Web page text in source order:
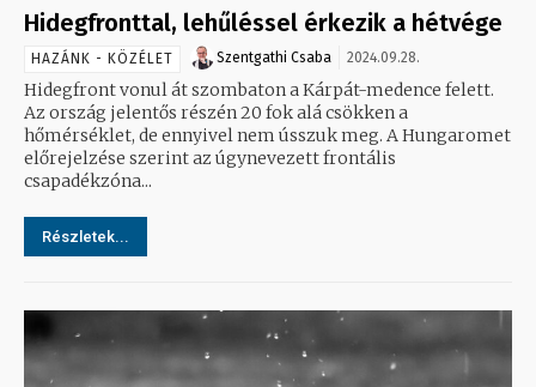
Hidegfronttal, lehűléssel érkezik a hétvége
HAZÁNK - KÖZÉLET Szentgathi Csaba 2024.09.28.
Hidegfront vonul át szombaton a Kárpát-medence felett.
Az ország jelentős részén 20 fok alá csökken a
hőmérséklet, de ennyivel nem ússzuk meg. A Hungaromet
előrejelzése szerint az úgynevezett frontális
csapadékzóna...
Részletek...